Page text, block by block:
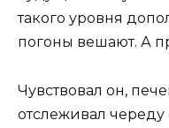
такого уровня
погоны вешают. А
Чувствовал он,
отслеживал